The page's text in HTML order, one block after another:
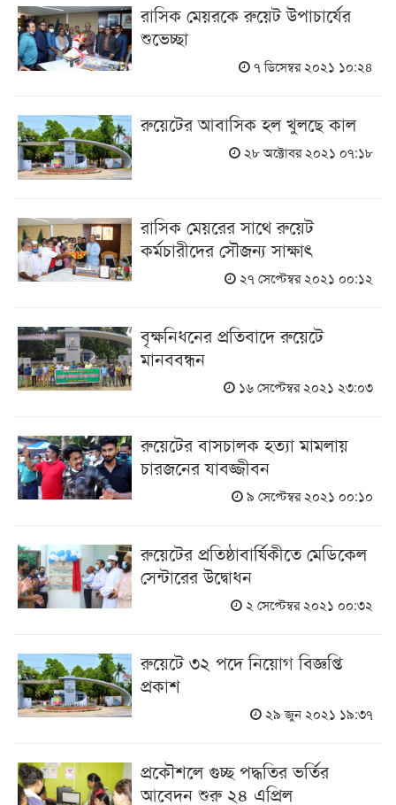
রাসিক মেয়রকে রুয়েট উপাচার্যের
শুভেচ্ছা
৭ ডিসেম্বর ২০২১ ১০:২৪
রুয়েটের আবাসিক হল খুলছে কাল
২৮ অক্টোবর ২০২১ ০৭:১৮
রাসিক মেয়রের সাথে রুয়েট
কর্মচারীদের সৌজন্য সাক্ষাৎ
২৭ সেপ্টেম্বর ২০২১ ০০:১২
বৃক্ষনিধনের প্রতিবাদে রুয়েটে
মানববন্ধন
১৬ সেপ্টেম্বর ২০২১ ২৩:০৩
রুয়েটের বাসচালক হত্যা মামলায়
চারজনের যাবজ্জীবন
৯ সেপ্টেম্বর ২০২১ ০০:১০
রুয়েটের প্রতিষ্ঠাবার্ষিকীতে মেডিকেল
সেন্টারের উদ্বোধন
২ সেপ্টেম্বর ২০২১ ০০:৩২
রুয়েটে ৩২ পদে নিয়োগ বিজ্ঞপ্তি
প্রকাশ
২৯ জুন ২০২১ ১৯:৩৭
প্রকৌশলে গুচ্ছ পদ্ধতির ভর্তির
আবেদন শুরু ২৪ এপ্রিল